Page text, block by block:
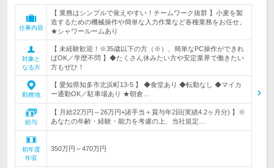
仕事内容
【 業務はシンプルで覚えやすい！チームワーク抜群 】小麦を製
造するための機械操作や簡単な入力作業など各種業務をお任せ。
★シャワールームあり
対象と
なる方
【 未経験歓迎！※35歳以下の方（※）、簡単なPC操作ができれ
ばOK／学歴不問 】◆たくさん休みたい方や安定業界で働きたい
方もぜひ！
勤務地
【 愛知県知多市北浜町13-5 】 ◆食堂あり ◆転勤なし ◆マイカ
ー通勤OK／駐車場あり ★朝倉…
給与
【 月給22万円～26万円+諸手当＋賞与年2回(実績4.2ヶ月分) 】※
あなたの年齢・経験・能力を考慮の上、当社規定…
初年度
年収
350万円～470万円